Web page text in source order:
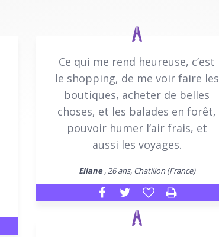
Ce qui me rend heureuse, c’est
le shopping, de me voir faire les
boutiques, acheter de belles
choses, et les balades en forêt,
pouvoir humer l’air frais, et
aussi les voyages.
Eliane, 26 ans, Chatillon (France)